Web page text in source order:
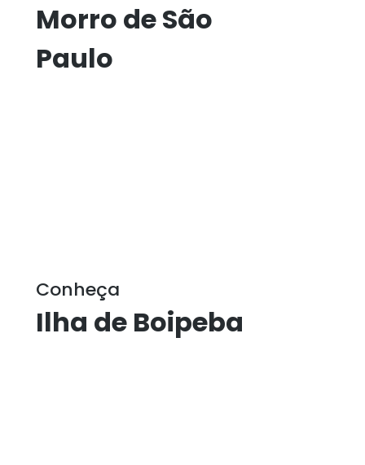
Conheça
Ilha de Boipeba
Morro de São
Paulo